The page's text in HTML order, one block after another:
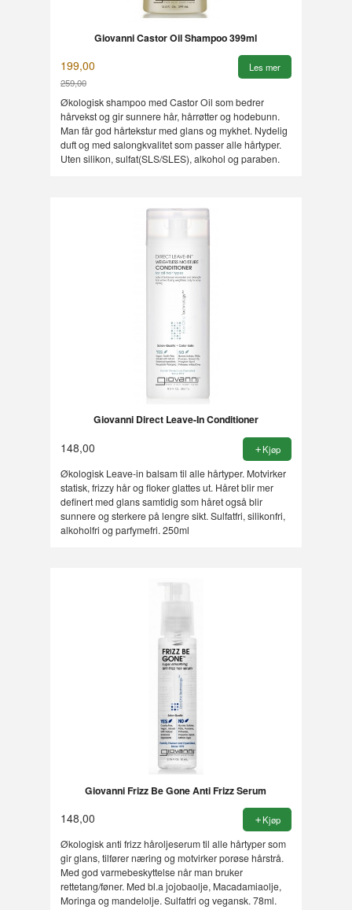
Giovanni Castor Oil Shampoo 399ml
199,00
259,00
Rabatt
Les mer
Økologisk shampoo med Castor Oil som bedrer
hårvekst og gir sunnere hår, hårrøtter og hodebunn.
Man får god hårtekstur med glans og mykhet. Nydelig
duft og med salongkvalitet som passer alle hårtyper.
Uten silikon, sulfat(SLS/SLES), alkohol og paraben.
Giovanni Direct Leave-In Conditioner
148,00 Kjøp
Økologisk Leave-in balsam til alle hårtyper. Motvirker
statisk, frizzy hår og floker glattes ut. Håret blir mer
definert med glans samtidig som håret også blir
sunnere og sterkere på lengre sikt. Sulfatfri, silikonfri,
alkoholfri og parfymefri. 250ml
Giovanni Frizz Be Gone Anti Frizz Serum
148,00 Kjøp
Økologisk anti frizz håroljeserum til alle hårtyper som
gir glans, tilfører næring og motvirker porøse hårstrå.
Med god varmebeskyttelse når man bruker
rettetang/føner. Med bl.a jojobaolje, Macadamiaolje,
Moringa og mandelolje. Sulfatfri og vegansk. 78ml.